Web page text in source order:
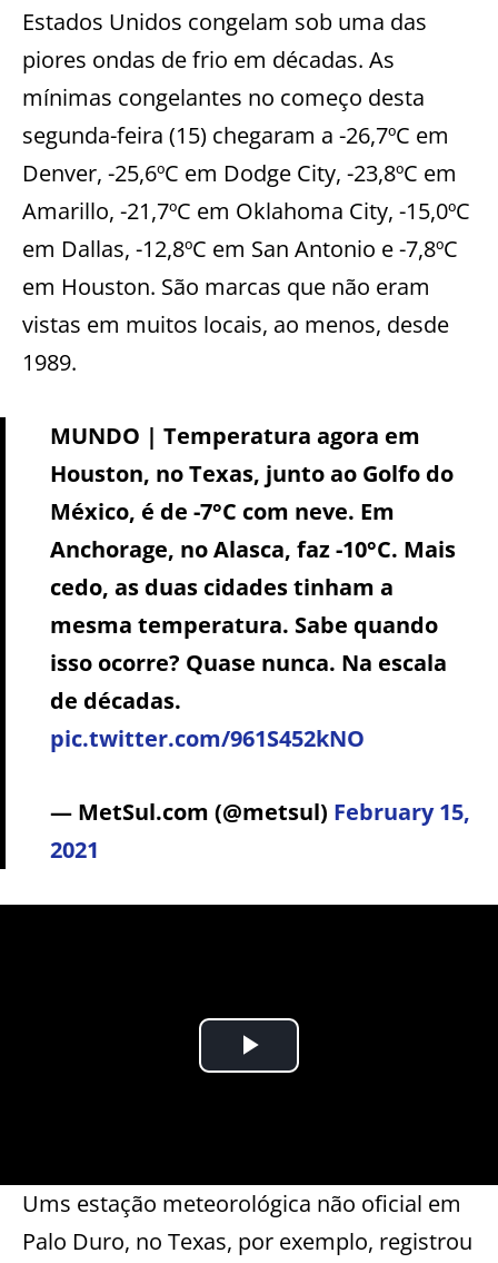
Estados Unidos congelam sob uma das
piores ondas de frio em décadas. As
mínimas congelantes no começo desta
segunda-feira (15) chegaram a -26,7ºC em
Denver, -25,6ºC em Dodge City, -23,8ºC em
Amarillo, -21,7ºC em Oklahoma City, -15,0ºC
em Dallas, -12,8ºC em San Antonio e -7,8ºC
em Houston. São marcas que não eram
vistas em muitos locais, ao menos, desde
1989.
MUNDO | Temperatura agora em
Houston, no Texas, junto ao Golfo do
México, é de -7°C com neve. Em
Anchorage, no Alasca, faz -10°C. Mais
cedo, as duas cidades tinham a
mesma temperatura. Sabe quando
isso ocorre? Quase nunca. Na escala
de décadas.
pic.twitter.com/961S452kNO
— MetSul.com (@metsul) February 15,
2021
Ums estação meteorológica não oficial em
Palo Duro, no Texas, por exemplo, registrou